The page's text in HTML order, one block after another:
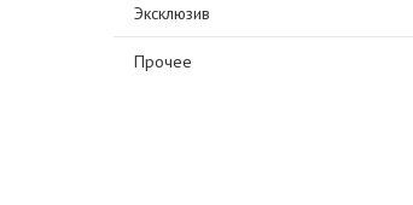
Эксклюзив
Прочее